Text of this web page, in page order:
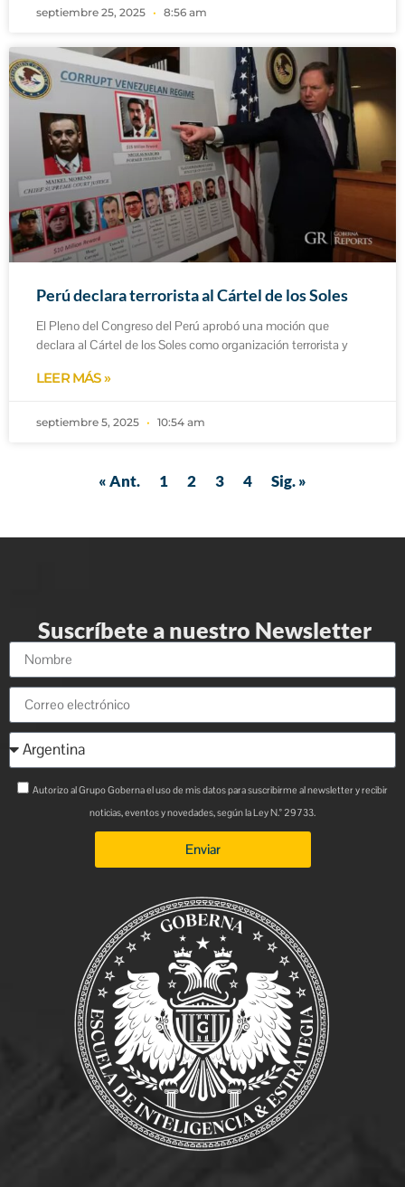
septiembre 25, 2025 8:56 am
Perú declara terrorista al Cártel de los Soles
El Pleno del Congreso del Perú aprobó una moción que
declara al Cártel de los Soles como organización terrorista y
LEER MÁS »
septiembre 5, 2025 10:54 am
« Ant. 1 2 3 4 Sig. »
Suscríbete a nuestro Newsletter
Autorizo al Grupo Goberna el uso de mis datos para suscribirme al newsletter y recibir
noticias, eventos y novedades, según la Ley N.° 29733.
Enviar